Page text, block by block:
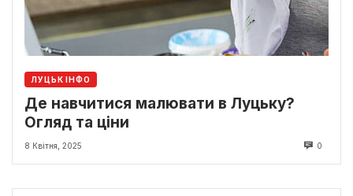
ЛУЦЬК ІНФО
Де навчитися малювати в Луцьку?
Огляд та ціни
8 Квітня, 2025 0